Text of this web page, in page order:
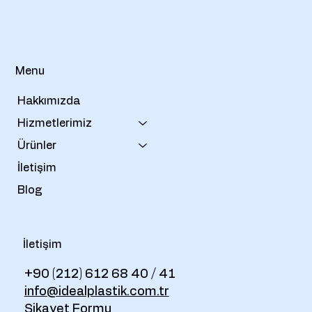
Menu
Hakkımızda
Hizmetlerimiz
Ürünler
İletişim
Blog
İletişim
+90 (212) 612 68 40 / 41
info@idealplastik.com.tr
Şikayet Formu